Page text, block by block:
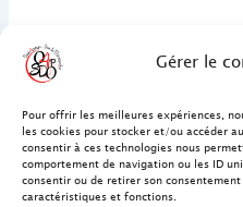
Gérer le
Pour offrir les meilleures expériences,
les cookies pour stocker et/ou accéder
consentir à ces technologies nous
comportement de navigation ou les ID
consentir ou de retirer son
caractéristiques et fonctions.
7) Enquête Cofrema avril
8) Chiffres de l’Union
France.
9) École Française
75017 Paris.